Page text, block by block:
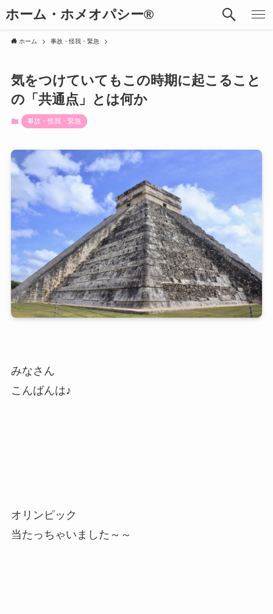
ホーム・ホメオパシー®︎
ホーム 事故・怪我・緊急
気をつけていてもこの時期に起こること
の「共通点」とは何か
事故・怪我・緊急
みなさん
こんばんは♪
オリンピック
当たっちゃいました～～